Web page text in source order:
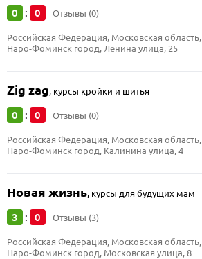
0 : 0 Отзывы (0)
Российская Федерация, Московская область,
Наро-Фоминск город, Ленина улица, 25
Zig zag, курсы кройки и шитья
0 : 0 Отзывы (0)
Российская Федерация, Московская область,
Наро-Фоминск город, Калинина улица, 4
Новая жизнь, курсы для будущих мам
3 : 0 Отзывы (3)
Российская Федерация, Московская область,
Наро-Фоминск город, Московская улица, 8